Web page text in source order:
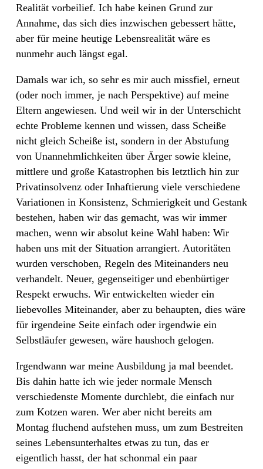
Realität vorbeilief. Ich habe keinen Grund zur
Annahme, das sich dies inzwischen gebessert hätte,
aber für meine heutige Lebensrealität wäre es
nunmehr auch längst egal.
Damals war ich, so sehr es mir auch missfiel, erneut
(oder noch immer, je nach Perspektive) auf meine
Eltern angewiesen. Und weil wir in der Unterschicht
echte Probleme kennen und wissen, dass Scheiße
nicht gleich Scheiße ist, sondern in der Abstufung
von Unannehmlichkeiten über Ärger sowie kleine,
mittlere und große Katastrophen bis letztlich hin zur
Privatinsolvenz oder Inhaftierung viele verschiedene
Variationen in Konsistenz, Schmierigkeit und Gestank
bestehen, haben wir das gemacht, was wir immer
machen, wenn wir absolut keine Wahl haben: Wir
haben uns mit der Situation arrangiert. Autoritäten
wurden verschoben, Regeln des Miteinanders neu
verhandelt. Neuer, gegenseitiger und ebenbürtiger
Respekt erwuchs. Wir entwickelten wieder ein
liebevolles Miteinander, aber zu behaupten, dies wäre
für irgendeine Seite einfach oder irgendwie ein
Selbstläufer gewesen, wäre haushoch gelogen.
Irgendwann war meine Ausbildung ja mal beendet.
Bis dahin hatte ich wie jeder normale Mensch
verschiedenste Momente durchlebt, die einfach nur
zum Kotzen waren. Wer aber nicht bereits am
Montag fluchend aufstehen muss, um zum Bestreiten
seines Lebensunterhaltes etwas zu tun, das er
eigentlich hasst, der hat schonmal ein paar